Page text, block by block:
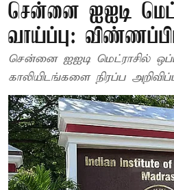
சென்னை ஐஐடி
வாய்ப்பு:
சென்னை ஐஐடி மெட்ராசில் ஒப்பந்த அடிப்படையில்
காலியிடங்களை நிரப்ப